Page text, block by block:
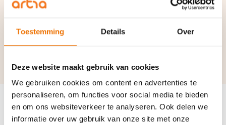
Toestemming Details Over
Deze website maakt gebruik van cookies
We gebruiken cookies om content en advertenties te
personaliseren, om functies voor social media te bieden
en om ons websiteverkeer te analyseren. Ook delen we
informatie over uw gebruik van onze site met onze
synoniemen:
Aanwijzingsbeschikking|Minister van IenW|